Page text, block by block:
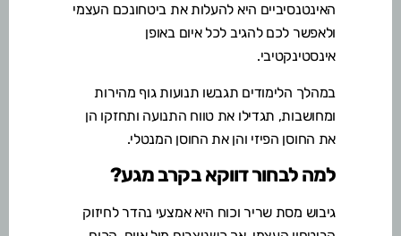
האינטנסיביים היא להעלות את ביטחונכם העצמי
ולאפשר לכם להגיב לכל איום באופן
אינסטינקטיבי.
במהלך הלימודים תגבשו תנועות גוף מהירות
ומחושבות, תגדילו את טווח התנועה ותחזקו הן
את החוסן הפיזי והן את החוסן המנטלי.
למה לבחור דווקא בקרב מגע?
גיבוש מסת שריר וכוח היא אמצעי נהדר לחיזוק